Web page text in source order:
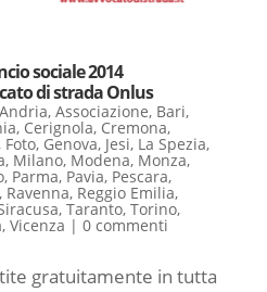
sociale 2014
di strada Onlus
Andria, Associazione, Bari,
, Cerignola, Cremona,
Foto, Genova, Jesi, La Spezia,
, Milano, Modena, Monza,
, Parma, Pavia, Pescara,
, Ravenna, Reggio Emilia,
, Taranto, Torino,
, Vicenza | 0 commenti
gratuitamente in tutta